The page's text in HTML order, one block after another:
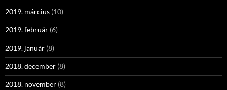
2019. március (10)
2019. február (6)
2019. január (8)
2018. december (8)
2018. november (8)